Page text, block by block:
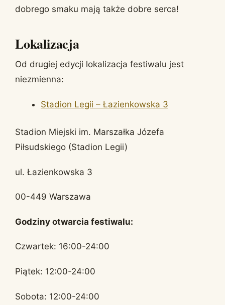
dobrego smaku mają także dobre serca!
Lokalizacja
Od drugiej edycji lokalizacja festiwalu jest
niezmienna:
Stadion Legii – Łazienkowska 3
Stadion Miejski im. Marszałka Józefa
Piłsudskiego (Stadion Legii)
ul. Łazienkowska 3
00-449 Warszawa
Godziny otwarcia festiwalu:
Czwartek: 16:00-24:00
Piątek: 12:00-24:00
Sobota: 12:00-24:00